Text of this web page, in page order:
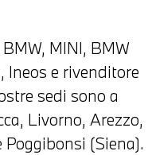
MINI, BMW
Ineos e rivenditore
sedi sono a
Livorno, Arezzo,
(Siena).